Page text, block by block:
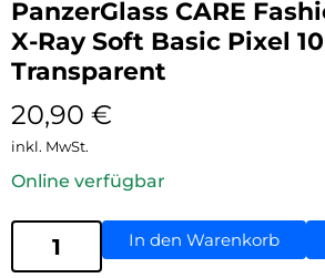
PanzerGlass CARE
X-Ray Soft Basic Pixel
Transparent
20,90 €
inkl. MwSt.
Online verfügbar
In den Warenkorb